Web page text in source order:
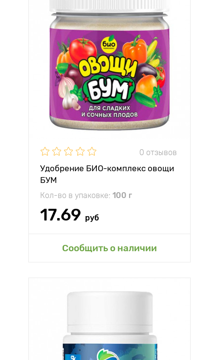
0 отзывов
Удобрение БИО-комплекс овощи
БУМ
Кол-во в упаковке: 100 г
17.69 руб
Сообщить о наличии